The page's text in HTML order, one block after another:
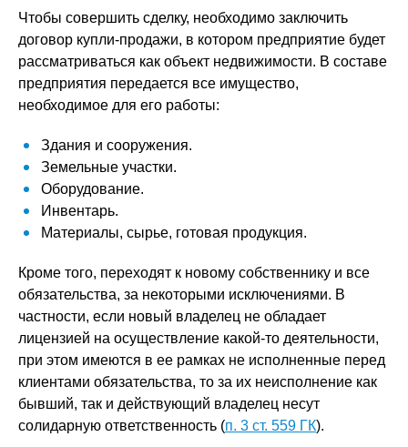
Чтобы совершить сделку, необходимо заключить
договор купли-продажи, в котором предприятие будет
рассматриваться как объект недвижимости. В составе
предприятия передается все имущество,
необходимое для его работы:
Здания и сооружения.
Земельные участки.
Оборудование.
Инвентарь.
Материалы, сырье, готовая продукция.
Кроме того, переходят к новому собственнику и все
обязательства, за некоторыми исключениями. В
частности, если новый владелец не обладает
лицензией на осуществление какой-то деятельности,
при этом имеются в ее рамках не исполненные перед
клиентами обязательства, то за их неисполнение как
бывший, так и действующий владелец несут
солидарную ответственность (п. 3 ст. 559 ГК).